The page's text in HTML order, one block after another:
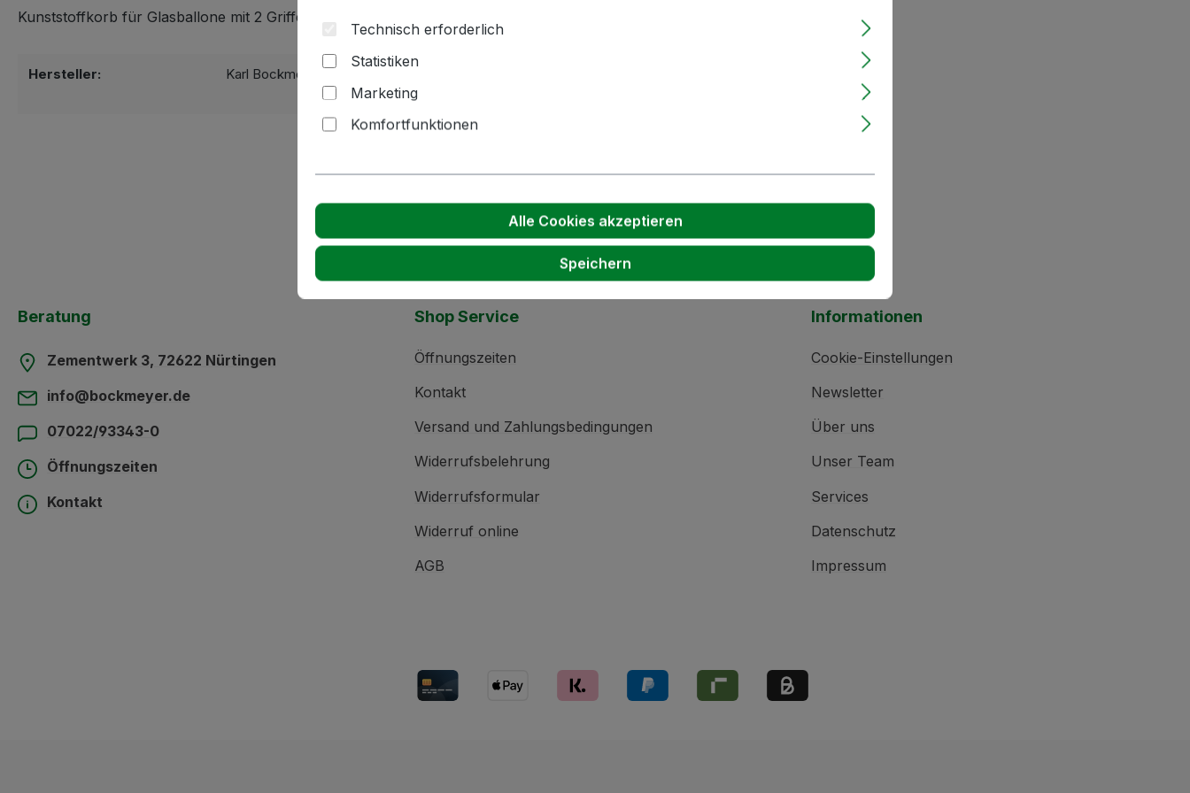
Kunststoffkorb für Glasballone mit 2 Griffen seitlich.
Hersteller:
Karl Bockmeyer Kellereitechnik GmbH | Zementwerk 3 |
72622 Nürtingen | info(at)bockmeyer.de
Beratung
Zementwerk 3, 72622 Nürtingen
info@bockmeyer.de
07022/93343-0
Öffnungszeiten
Kontakt
Shop Service
Öffnungszeiten
Kontakt
Versand und Zahlungsbedingungen
Widerrufsbelehrung
Widerrufsformular
Widerruf online
AGB
Informationen
Cookie-Einstellungen
Newsletter
Über uns
Unser Team
Services
Datenschutz
Impressum
Technisch erforderlich
Statistiken
Marketing
Komfortfunktionen
Alle Cookies akzeptieren
Speichern